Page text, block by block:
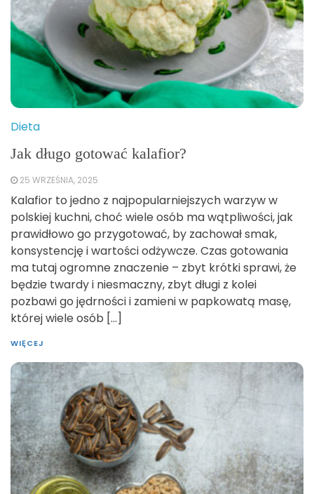
Dieta
Jak długo gotować kalafior?
25 WRZEŚNIA, 2025
Kalafior to jedno z najpopularniejszych warzyw w
polskiej kuchni, choć wiele osób ma wątpliwości, jak
prawidłowo go przygotować, by zachował smak,
konsystencję i wartości odżywcze. Czas gotowania
ma tutaj ogromne znaczenie – zbyt krótki sprawi, że
będzie twardy i niesmaczny, zbyt długi z kolei
pozbawi go jędrności i zamieni w papkowatą masę,
której wiele osób […]
WIĘCEJ